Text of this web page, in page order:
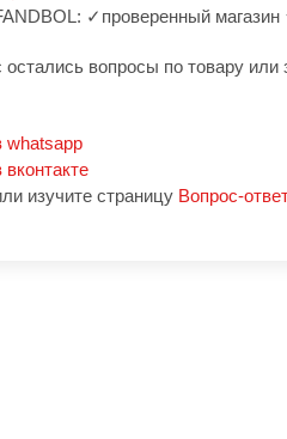
✓проверенный
остались вопросы по товару или
whatsapp
вконтакте
изучите страницу Вопрос-